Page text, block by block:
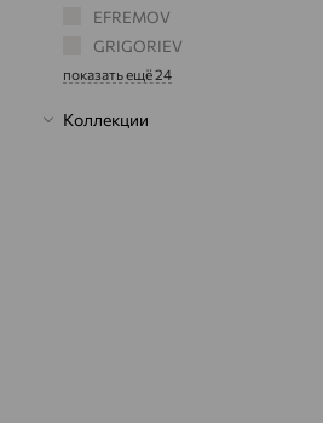
EFREMOV
GRIGORIEV
показать ещё 24
Коллекции